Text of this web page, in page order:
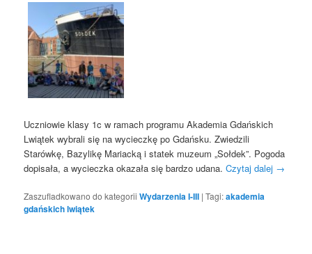
Uczniowie klasy 1c w ramach programu Akademia Gdańskich
Lwiątek wybrali się na wycieczkę po Gdańsku. Zwiedzili
Starówkę, Bazylikę Mariacką i statek muzeum „Sołdek”. Pogoda
dopisała, a wycieczka okazała się bardzo udana.Czytaj dalej →
Zaszufladkowano do kategorii Wydarzenia I-III |Tagi:akademia
gdańskich lwiątek